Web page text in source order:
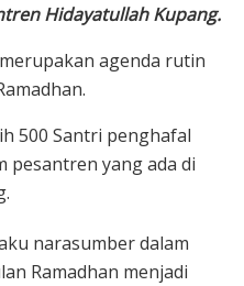
Hidayatullah Kupang.
agenda rutin
500 Santri penghafal
pesantren yang ada di
narasumber dalam
Ramadhan menjadi